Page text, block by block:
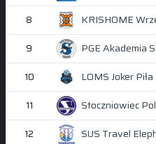
8 KRISHOME
9 PGE Akademia
10 LOMS Joker Piła
11 Stoczniowiec
12 SUS Travel